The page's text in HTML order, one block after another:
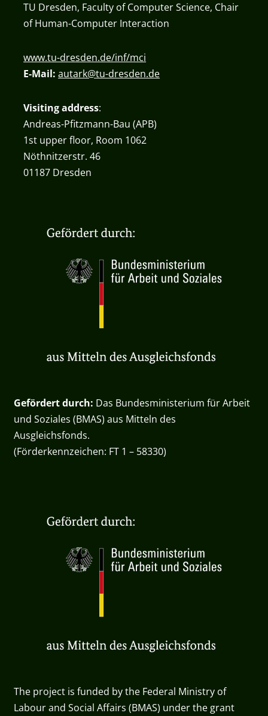
TU Dresden, Faculty of Computer Science, Chair
of Human-Computer Interaction
www.tu-dresden.de/inf/mci
E-Mail:autark@tu-dresden.de
Visiting address:
Andreas-Pfitzmann-Bau (APB)
1st upper floor, Room 1062
Nöthnitzerstr. 46
01187 Dresden
Gefördert durch: Das Bundesministerium für Arbeit
und Soziales (BMAS) aus Mitteln des
Ausgleichsfonds.
(Förderkennzeichen: FT 1 – 58330)
The project is funded by the Federal Ministry of
Labour and Social Affairs (BMAS) under the grant